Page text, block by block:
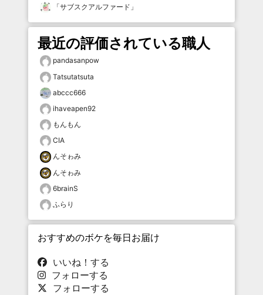
「サブスクアルファード 」
最近の評価されている職人
pandasanpow
Tatsutatsuta
abccc666
ihaveapen92
もんもん
CIA
んそゎみ
んそゎみ
6brainS
ふらり
おすすめのボケを毎日お届け
いいね！する
フォローする
フォローする